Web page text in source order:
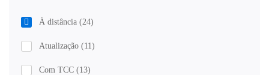
À distância (24)
Atualização (11)
Com TCC (13)